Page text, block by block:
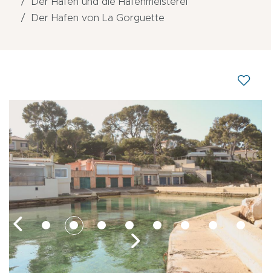
Der Hafen von La Gorguette